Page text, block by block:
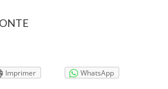
Imprimer WhatsApp